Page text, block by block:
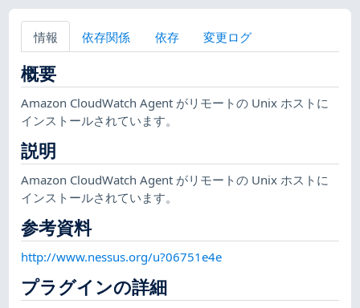
情報 依存関係 依存 変更ログ
概要
Amazon CloudWatch Agent がリモートの Unix ホストに
インストールされています。
説明
Amazon CloudWatch Agent がリモートの Unix ホストに
インストールされています。
参考資料
http://www.nessus.org/u?06751e4e
プラグインの詳細